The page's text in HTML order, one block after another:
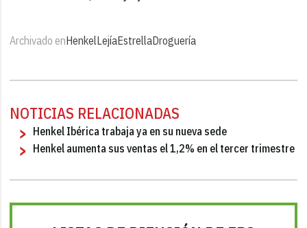
Archivado enHenkelLejíaEstrellaDroguería
NOTICIAS RELACIONADAS
Henkel Ibérica trabaja ya en su nueva sede
Henkel aumenta sus ventas el 1,2% en el tercer trimestre